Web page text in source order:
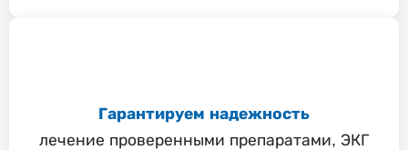
Гарантируем надежность
лечение проверенными препаратами, ЭКГ